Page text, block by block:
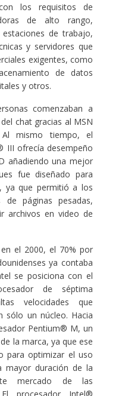
los requisitos de
de alto rango,
de trabajo,
y servidores que
exigentes, como
de datos
y otros.
comenzaban a
chat gracias al MSN
Al mismo tiempo, el
III ofrecía desempeño
añadiendo una mejor
fue diseñado para
ya que permitió a los
páginas pesadas,
archivos en video de
el 2000, el 70% por
ya contaba
se posiciona con el
de séptima
velocidades que
sólo un núcleo. Hacia
Pentium® M, un
la marca, ya que ese
para optimizar el uso
mayor duración de la
mercado de las